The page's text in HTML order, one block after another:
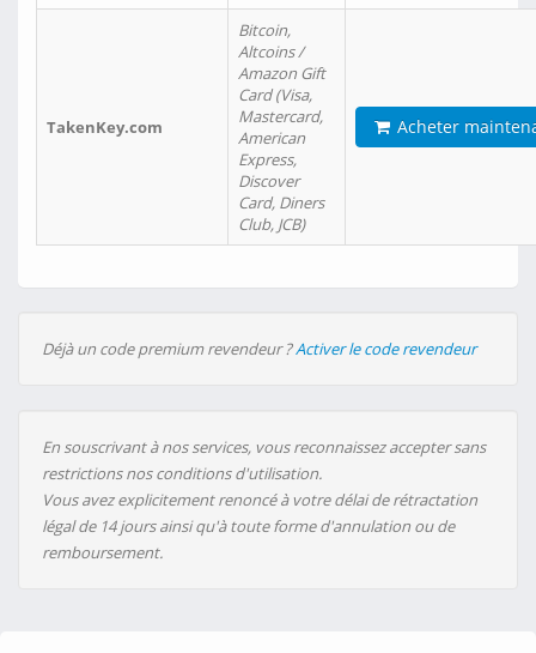
TakenKey.com
Bitcoin,
Altcoins /
Amazon Gift
Card (Visa,
Mastercard,
American
Express,
Discover
Card, Diners
Club, JCB)
Acheter
Déjà un code premium revendeur ?Activer le code revendeur
En souscrivant à nos services, vous reconnaissez accepter sans
restrictions nos conditions d'utilisation.
Vous avez explicitement renoncé à votre délai de rétractation
légal de 14 jours ainsi qu'à toute forme d'annulation ou de
remboursement.